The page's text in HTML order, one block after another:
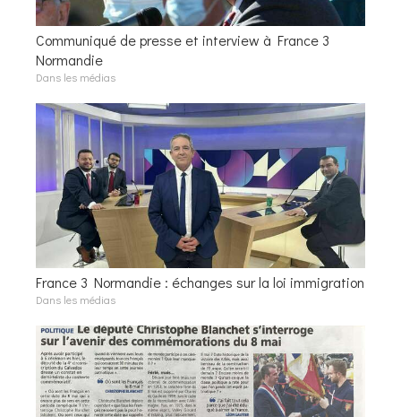
Communiqué de presse et interview à France 3
Normandie
Dans les médias
France 3 Normandie : échanges sur la loi immigration
Dans les médias